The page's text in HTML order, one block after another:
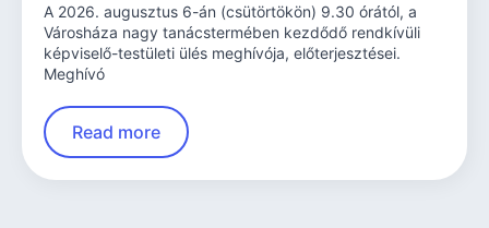
A 2026. augusztus 6-án (csütörtökön) 9.30 órától, a
Városháza nagy tanácstermében kezdődő rendkívüli
képviselő-testületi ülés meghívója, előterjesztései.
Meghívó
Read more